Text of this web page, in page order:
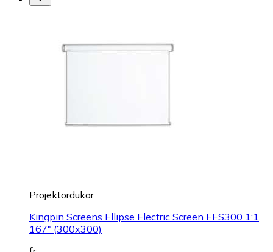
Projektordukar
Kingpin Screens Ellipse Electric Screen EES300 1:1
167" (300x300)